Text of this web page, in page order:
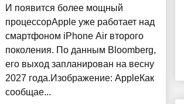
И появится более мощный
процессорApple уже работает над
смартфоном iPhone Air второго
поколения. По данным Bloomberg,
его выход запланирован на весну
2027 года.Изображение: AppleКак
сообщае...